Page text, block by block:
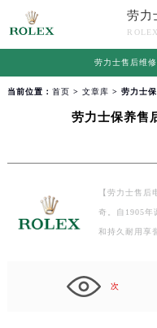
劳力
劳力士售后维
当前位置： 首页 > 文章库 > 劳力士
劳力士保养售
【劳力士售
奇。自1905年
和持久耐用享
次